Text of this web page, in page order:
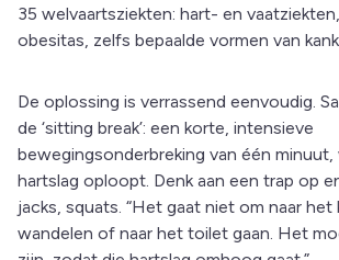
35 welvaartsziekten: hart- en
obesitas, zelfs bepaalde vormen van
De oplossing is verrassend eenvoudig.
de ‘sitting break’: een korte, intensieve
bewegingsonderbreking van één minuut,
hartslag oploopt. Denk aan een trap op
jacks, squats. “Het gaat niet om naar
wandelen of naar het toilet gaan. Het